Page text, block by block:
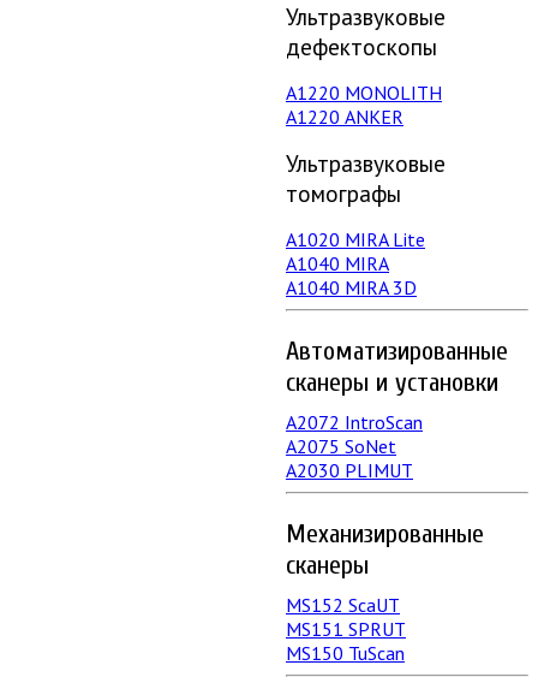
Ультразвуковые
дефектоскопы
А1220 MONOLITH
А1220 ANKER
Ультразвуковые
томографы
A1020 MIRA Lite
А1040 MIRA
A1040 MIRA 3D
Автоматизированные
сканеры и установки
А2072 IntroScan
А2075 SoNet
А2030 PLIMUT
Механизированные
сканеры
MS152 SсaUT
MS151 SPRUT
MS150 TuScan